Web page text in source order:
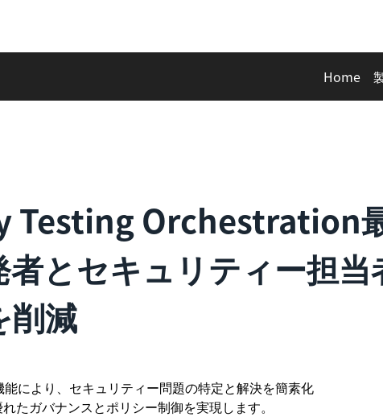
Home
Testing Orchestration
者とセキュリティー担
削減
により、セキュリティー問題の特定と解決を簡素化
たガバナンスとポリシー制御を実現します。